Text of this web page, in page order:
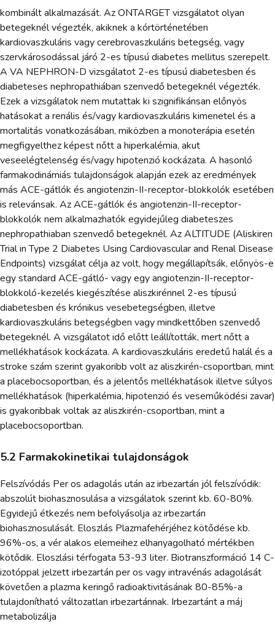
kombinált alkalmazását. Az ONTARGET vizsgálatot olyan
betegeknél végezték, akiknek a kórtörténetében
kardiovaszkuláris vagy cerebrovaszkuláris betegség, vagy
szervkárosodással járó 2-es típusú diabetes mellitus szerepelt.
A VA NEPHRON-D vizsgálatot 2-es típusú diabetesben és
diabeteses nephropathiában szenvedő betegeknél végezték.
Ezek a vizsgálatok nem mutattak ki szignifikánsan előnyös
hatásokat a renális és/vagy kardiovaszkuláris kimenetel és a
mortalitás vonatkozásában, miközben a monoterápia esetén
megfigyelthez képest nőtt a hiperkalémia, akut
veseelégtelenség és/vagy hipotenzió kockázata. A hasonló
farmakodinámiás tulajdonságok alapján ezek az eredmények
más ACE-gátlók és angiotenzin-II-receptor-blokkolók esetében
is relevánsak. Az ACE-gátlók és angiotenzin-II-receptor-
blokkolók nem alkalmazhatók egyidejűleg diabeteszes
nephropathiaban szenvedő betegeknél. Az ALTITUDE (Aliskiren
Trial in Type 2 Diabetes Using Cardiovascular and Renal Disease
Endpoints) vizsgálat célja az volt, hogy megállapítsák, előnyös-e
egy standard ACE-gátló- vagy egy angiotenzin-II-receptor-
blokkoló-kezelés kiegészítése aliszkirénnel 2-es típusú
diabetesben és krónikus vesebetegségben, illetve
kardiovaszkuláris betegségben vagy mindkettőben szenvedő
betegeknél. A vizsgálatot idő előtt leállították, mert nőtt a
mellékhatások kockázata. A kardiovaszkuláris eredetű halál és a
stroke szám szerint gyakoribb volt az aliszkirén-csoportban, mint
a placebocsoportban, és a jelentős mellékhatások illetve súlyos
mellékhatások (hiperkalémia, hipotenzió és veseműködési zavar)
is gyakoribbak voltak az aliszkirén-csoportban, mint a
placebocsoportban.
5.2 Farmakokinetikai tulajdonságok
Felszívódás Per os adagolás után az irbezartán jól felszívódik:
abszolút biohasznosulása a vizsgálatok szerint kb. 60-80%.
Egyidejű étkezés nem befolyásolja az irbezartán
biohasznosulását. Eloszlás Plazmafehérjéhez kötődése kb.
96%-os, a vér alakos elemeihez elhanyagolható mértékben
kötődik. Eloszlási térfogata 53-93 liter. Biotranszformáció 14 C-
izotóppal jelzett irbezartán per os vagy intravénás adagolását
követően a plazma keringő radioaktivitásának 80-85%-a
tulajdonítható változatlan irbezartánnak. Irbezartánt a máj
metabolizálja